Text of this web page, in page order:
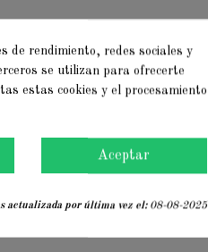
de rendimiento, redes sociales y
se utilizan para ofrecerte
estas cookies y el procesamiento
Aceptar
actualizada por última vez el:08-08-2025